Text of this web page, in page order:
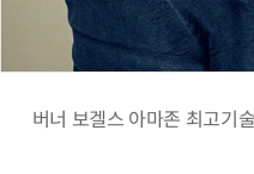
버너 보겔스 아마존 최고기